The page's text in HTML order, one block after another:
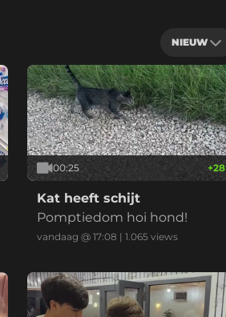
NIEUW
00:25 +28
Kat heeft schijt
Pomptiedom hoi hond!
vandaag @ 17:08 |1.065 views